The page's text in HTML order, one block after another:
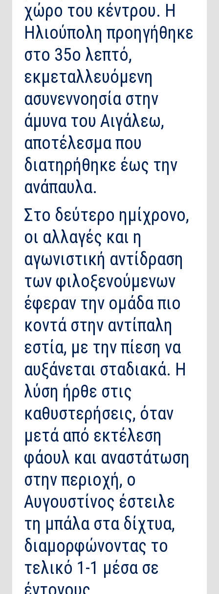
χώρο του κέντρου. Η
Ηλιούπολη προηγήθηκε
στο 35ο λεπτό,
εκμεταλλευόμενη
ασυνεννοησία στην
άμυνα του Αιγάλεω,
αποτέλεσμα που
διατηρήθηκε έως την
ανάπαυλα.
Στο δεύτερο ημίχρονο,
οι αλλαγές και η
αγωνιστική αντίδραση
των φιλοξενούμενων
έφεραν την ομάδα πιο
κοντά στην αντίπαλη
εστία, με την πίεση να
αυξάνεται σταδιακά. Η
λύση ήρθε στις
καθυστερήσεις, όταν
μετά από εκτέλεση
φάουλ και αναστάτωση
στην περιοχή, ο
Αυγουστίνος έστειλε
τη μπάλα στα δίχτυα,
διαμορφώνοντας το
τελικό 1-1 μέσα σε